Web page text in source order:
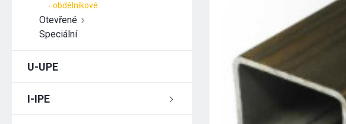
obdélníkové
Otevřené
Speciální
U-UPE
I-IPE